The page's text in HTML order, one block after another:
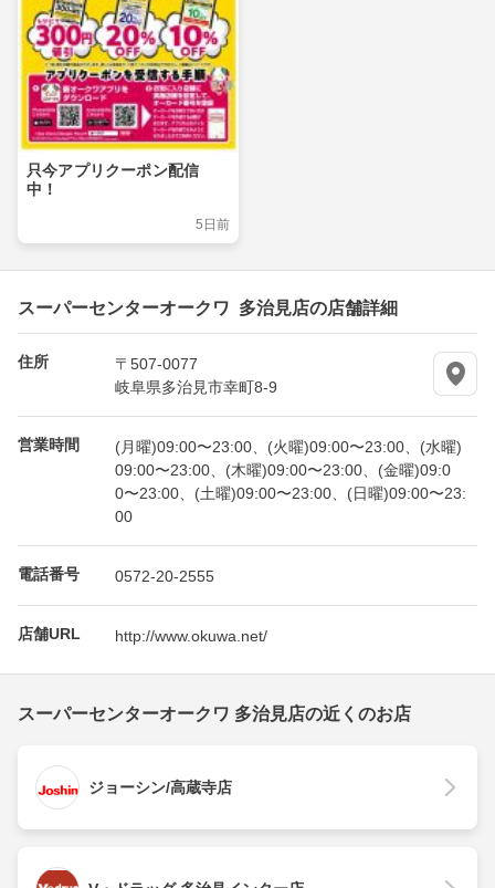
只今アプリクーポン配信
中！
5日前
スーパーセンターオークワ 多治見店の店舗詳細
住所
〒507-0077
岐阜県多治見市幸町8-9
営業時間
(月曜)09:00〜23:00、(火曜)09:00〜23:00、(水曜)
09:00〜23:00、(木曜)09:00〜23:00、(金曜)09:0
0〜23:00、(土曜)09:00〜23:00、(日曜)09:00〜23:
00
電話番号 0572-20-2555
店舗URL http://www.okuwa.net/
スーパーセンターオークワ 多治見店の近くのお店
ジョーシン/高蔵寺店